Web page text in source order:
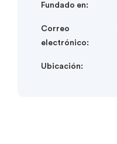
Fundado en:
Correo
electrónico:
Ubicación: